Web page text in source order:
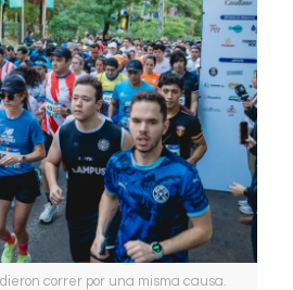
correr por una misma causa.